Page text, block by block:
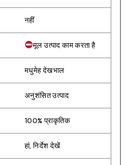
नहीं
मूल उत्पाद काम करता है
मधुमेह देखभाल
अनुशंसित उत्पाद
100% प्राकृतिक
हां, निर्देश देखें